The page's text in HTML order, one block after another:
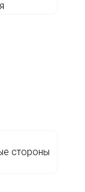
стороны